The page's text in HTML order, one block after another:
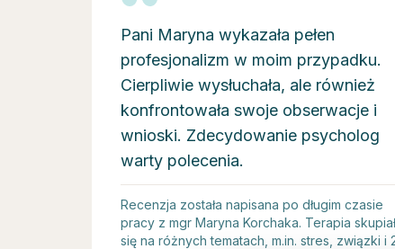
Pani Maryna wykazała pełen
profesjonalizm w moim przypadku.
Cierpliwie wysłuchała, ale również
konfrontowała swoje obserwacje i
wnioski. Zdecydowanie psycholog
warty polecenia.
Recenzja została napisana po długim czasie
pracy z mgr Maryna Korchaka. Terapia
się na różnych tematach, m.in. stres, związki i